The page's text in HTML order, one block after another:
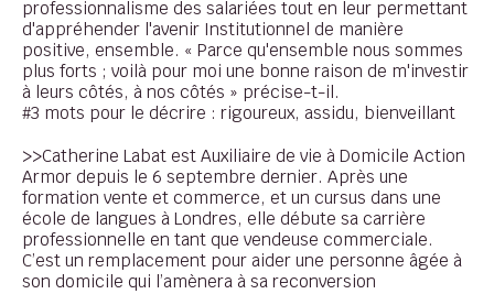
professionnalisme des salariées tout en leur permettant
d'appréhender l'avenir Institutionnel de manière
positive, ensemble. « Parce qu'ensemble nous sommes
plus forts ; voilà pour moi une bonne raison de m'investir
à leurs côtés, à nos côtés » précise-t-il.
#3 mots pour le décrire : rigoureux, assidu, bienveillant
>>Catherine Labat est Auxiliaire de vie à Domicile Action
Armor depuis le 6 septembre dernier. Après une
formation vente et commerce, et un cursus dans une
école de langues à Londres, elle débute sa carrière
professionnelle en tant que vendeuse commerciale.
C’est un remplacement pour aider une personne âgée à
son domicile qui l’amènera à sa reconversion